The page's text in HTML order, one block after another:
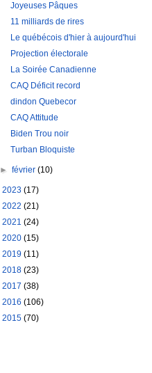
Joyeuses Pâques
11 milliards de rires
Le québécois d'hier à aujourd'hui
Projection électorale
La Soirée Canadienne
CAQ Déficit record
dindon Quebecor
CAQ Attitude
Biden Trou noir
Turban Bloquiste
►février(10)
2023 (17)
2022 (21)
2021 (24)
2020 (15)
2019 (11)
2018 (23)
2017 (38)
2016 (106)
2015 (70)